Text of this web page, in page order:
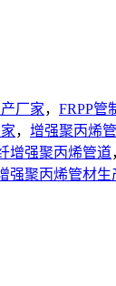
厂家， FRPP管
， 增强聚丙烯
增强聚丙烯管道
强聚丙烯管材生